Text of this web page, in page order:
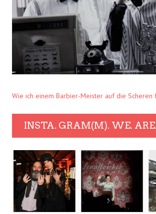
Wie ich einem Barbier-Meister auf die Scheren
INSTA. GRAM(M). WE.